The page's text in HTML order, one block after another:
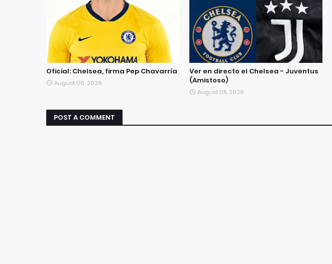
Oficial: Chelsea, firma Pep Chavarría
August 06, 2026
Ver en directo el Chelsea - Juventus
(Amistoso)
August 05, 2026
POST A COMMENT